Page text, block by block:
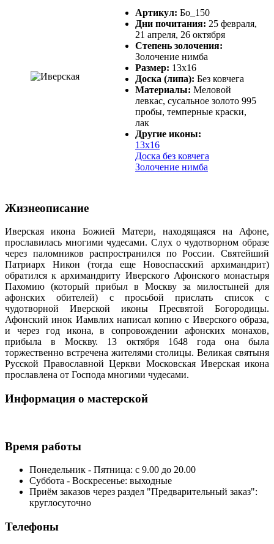
Артикул: Бо_150
Дни почитания: 25 февраля,
21 апреля, 26 октября
Степень золочения:
Золочение нимба
Размер: 13х16
Доска (липа): Без ковчега
Материалы: Меловой
левкас, сусальное золото 995
пробы, темперные краски,
лак
Другие иконы:
13х16
Доска без ковчега
Золочение нимба
Жизнеописание
Иверская икона Божией Матери, находящаяся на Афоне,
прославилась многими чудесами. Слух о чудотворном образе
через паломников распространился по России. Святейший
Патриарх Никон (тогда еще Новоспасский архимандрит)
обратился к архимандриту Иверского Афонского монастыря
Пахомию (который прибыл в Москву за милостыней для
афонских обителей) с просьбой прислать список с
чудотворной Иверской иконы Пресвятой Богородицы.
Афонский инок Иамвлих написал копию с Иверского образа,
и через год икона, в сопровождении афонских монахов,
прибыла в Москву. 13 октября 1648 года она была
торжественно встречена жителями столицы. Великая святыня
Русской Православной Церкви Московская Иверская икона
прославлена от Господа многими чудесами.
Информация о мастерской
Время работы
Понедельник - Пятница: с 9.00 до 20.00
Суббота - Воскресенье: выходные
Приём заказов через раздел "Предварительный заказ":
круглосуточно
Телефоны